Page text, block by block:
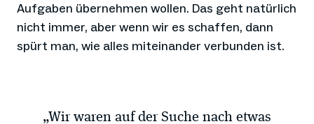
Aufgaben übernehmen wollen. Das geht natürlich
nicht immer, aber wenn wir es schaffen, dann
spürt man, wie alles miteinander verbunden ist.
„Wir waren auf der Suche nach etwas